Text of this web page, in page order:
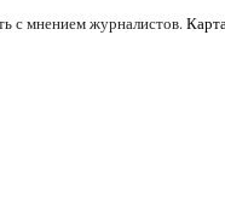
с мнением журналистов.